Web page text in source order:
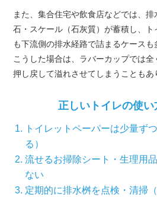
また、集合住宅や飲食店などでは、
石・スケール（石灰質）が蓄積し、
も下流側の排水経路で詰まるケースも
こうした場合は、ラバーカップでは
押し戻して溢れさせてしまうこともあ
正しいトイレの使
トイレットペーパーは少量ず
る）
流せるお掃除シート・生理用
ない
定期的に排水桝を点検・清掃